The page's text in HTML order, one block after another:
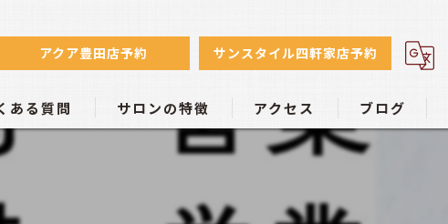
アクア豊田店予約 サンスタイル四軒家店予約
ある質問 サロンの特徴 アクセス
日焼けサロン サンスタイル四軒家店
ブログ